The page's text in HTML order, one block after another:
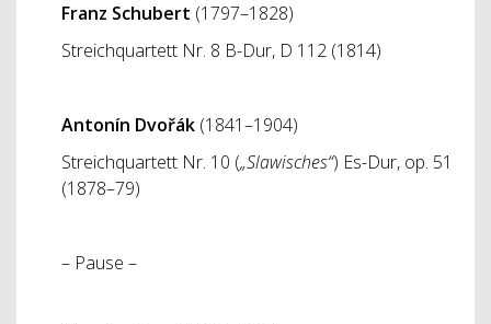
Franz Schubert (1797–1828)
Streichquartett Nr. 8 B-Dur, D 112 (1814)
Antonín Dvořák (1841–1904)
Streichquartett Nr. 10 („Slawisches“) Es-Dur, op. 51
(1878–79)
– Pause –